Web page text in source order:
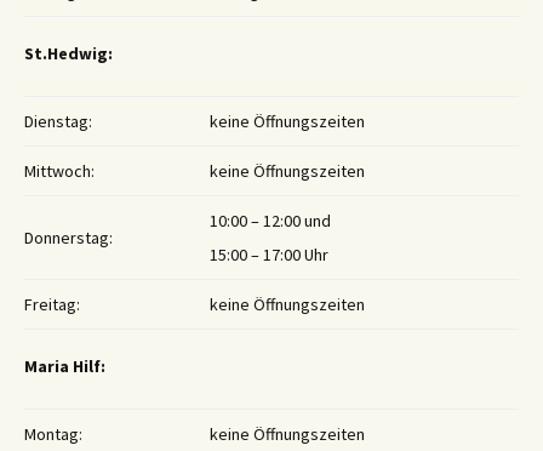
St.Hedwig:
Dienstag: keine Öffnungszeiten
Mittwoch: keine Öffnungszeiten
Donnerstag:
10:00 – 12:00 und
15:00 – 17:00 Uhr
Freitag: keine Öffnungszeiten
Maria Hilf:
Montag: keine Öffnungszeiten